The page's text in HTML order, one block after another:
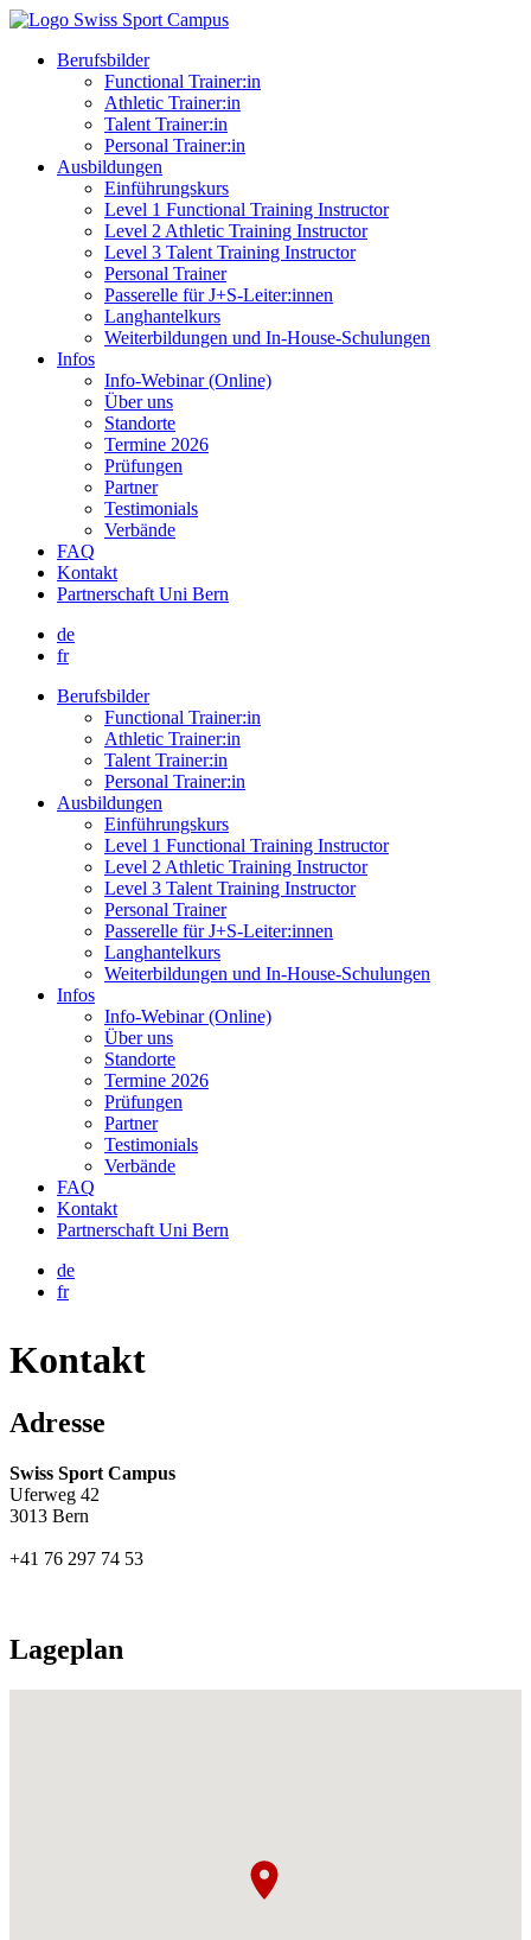
Berufsbilder
Functional Trainer:in
Athletic Trainer:in
Talent Trainer:in
Personal Trainer:in
Ausbildungen
Einführungskurs
Level 1 Functional Training Instructor
Level 2 Athletic Training Instructor
Level 3 Talent Training Instructor
Personal Trainer
Passerelle für J+S-Leiter:innen
Langhantelkurs
Weiterbildungen und In-House-Schulungen
Infos
Info-Webinar (Online)
Über uns
Standorte
Termine 2026
Prüfungen
Partner
Testimonials
Verbände
FAQ
Kontakt
Partnerschaft Uni Bern
de
fr
Berufsbilder
Functional Trainer:in
Athletic Trainer:in
Talent Trainer:in
Personal Trainer:in
Ausbildungen
Einführungskurs
Level 1 Functional Training Instructor
Level 2 Athletic Training Instructor
Level 3 Talent Training Instructor
Personal Trainer
Passerelle für J+S-Leiter:innen
Langhantelkurs
Weiterbildungen und In-House-Schulungen
Infos
Info-Webinar (Online)
Über uns
Standorte
Termine 2026
Prüfungen
Partner
Testimonials
Verbände
FAQ
Kontakt
Partnerschaft Uni Bern
de
fr
Kontakt
Adresse
Swiss Sport Campus
Uferweg 42
3013 Bern
+41 76 297 74 53
Lageplan